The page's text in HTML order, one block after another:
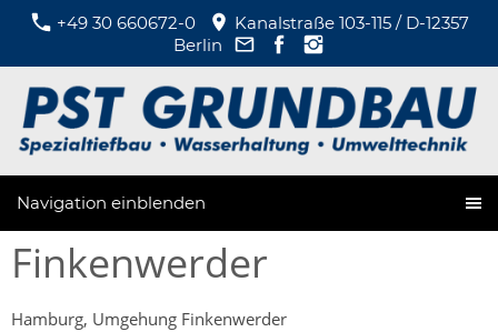
+49 30 660672-0
Kanalstraße 103-115 / D-12357
Berlin
Navigation einblenden
Finkenwerder
Hamburg, Umgehung Finkenwerder